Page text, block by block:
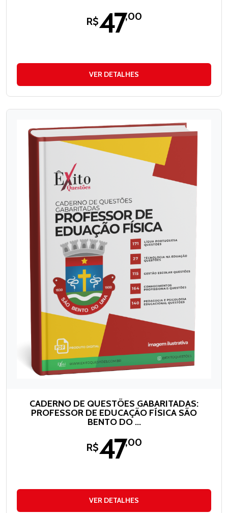
R$47,00
VER DETALHES
CADERNO DE QUESTÕES GABARITADAS:
PROFESSOR DE EDUCAÇÃO FÍSICA SÃO
BENTO DO ...
R$47,00
VER DETALHES